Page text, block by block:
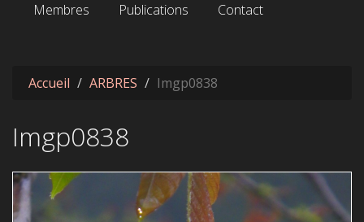
Membres
Publications Contact
Accueil ARBRES Imgp0838
Imgp0838